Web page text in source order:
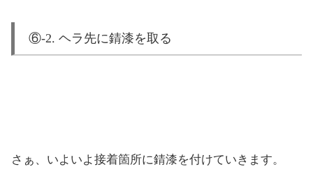
⑥-2. ヘラ先に錆漆を取る
さぁ、いよいよ接着箇所に錆漆を付けていきます。